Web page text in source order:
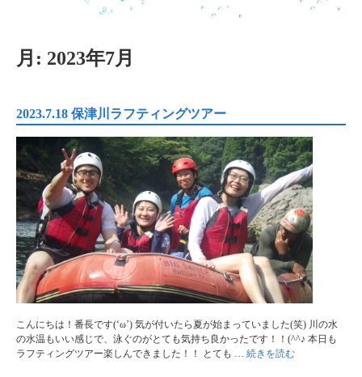
月: 2023年7月
2023.7.18 保津川ラフティングツアー
こんにちは！番長です(‘ω’) 気が付いたら夏が始まっていました(笑) 川の水
の水温もいい感じで、泳ぐのがとても気持ち良かったです！！(^^♪ 本日も
ラフティングツアー楽しんできました！！ とても … 続きを読む